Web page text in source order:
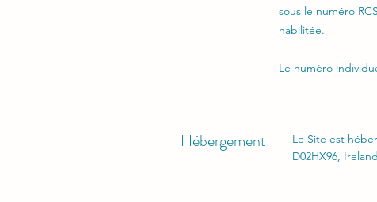
sous le numéro
habilitée.
Le numéro
Hébergement
Le Site est
D02HX96,